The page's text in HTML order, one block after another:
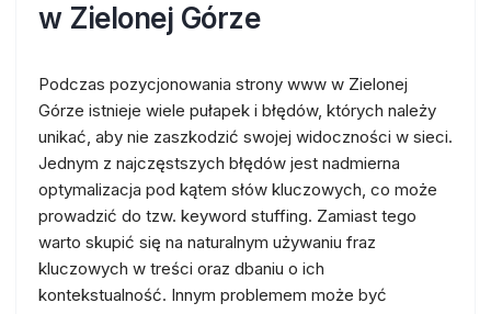
w Zielonej Górze
Podczas pozycjonowania strony www w Zielonej
Górze istnieje wiele pułapek i błędów, których należy
unikać, aby nie zaszkodzić swojej widoczności w sieci.
Jednym z najczęstszych błędów jest nadmierna
optymalizacja pod kątem słów kluczowych, co może
prowadzić do tzw. keyword stuffing. Zamiast tego
warto skupić się na naturalnym używaniu fraz
kluczowych w treści oraz dbaniu o ich
kontekstualność. Innym problemem może być